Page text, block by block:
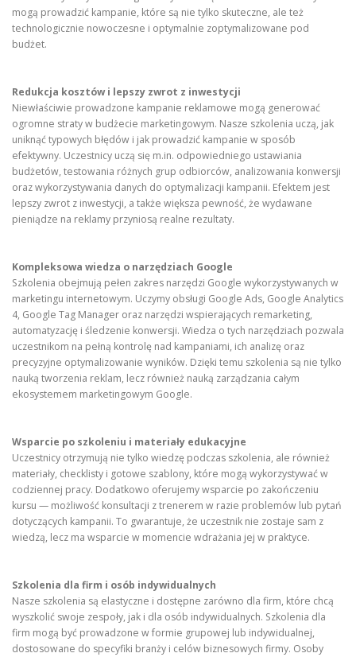
mogą prowadzić kampanie, które są nie tylko skuteczne, ale też
technologicznie nowoczesne i optymalnie zoptymalizowane pod
budżet.
Redukcja kosztów i lepszy zwrot z inwestycji
Niewłaściwie prowadzone kampanie reklamowe mogą generować
ogromne straty w budżecie marketingowym. Nasze szkolenia uczą, jak
uniknąć typowych błędów i jak prowadzić kampanie w sposób
efektywny. Uczestnicy uczą się m.in. odpowiedniego ustawiania
budżetów, testowania różnych grup odbiorców, analizowania konwersji
oraz wykorzystywania danych do optymalizacji kampanii. Efektem jest
lepszy zwrot z inwestycji, a także większa pewność, że wydawane
pieniądze na reklamy przyniosą realne rezultaty.
Kompleksowa wiedza o narzędziach Google
Szkolenia obejmują pełen zakres narzędzi Google wykorzystywanych w
marketingu internetowym. Uczymy obsługi Google Ads, Google Analytics
4, Google Tag Manager oraz narzędzi wspierających remarketing,
automatyzację i śledzenie konwersji. Wiedza o tych narzędziach pozwala
uczestnikom na pełną kontrolę nad kampaniami, ich analizę oraz
precyzyjne optymalizowanie wyników. Dzięki temu szkolenia są nie tylko
nauką tworzenia reklam, lecz również nauką zarządzania całym
ekosystemem marketingowym Google.
Wsparcie po szkoleniu i materiały edukacyjne
Uczestnicy otrzymują nie tylko wiedzę podczas szkolenia, ale również
materiały, checklisty i gotowe szablony, które mogą wykorzystywać w
codziennej pracy. Dodatkowo oferujemy wsparcie po zakończeniu
kursu — możliwość konsultacji z trenerem w razie problemów lub pytań
dotyczących kampanii. To gwarantuje, że uczestnik nie zostaje sam z
wiedzą, lecz ma wsparcie w momencie wdrażania jej w praktyce.
Szkolenia dla firm i osób indywidualnych
Nasze szkolenia są elastyczne i dostępne zarówno dla firm, które chcą
wyszkolić swoje zespoły, jak i dla osób indywidualnych. Szkolenia dla
firm mogą być prowadzone w formie grupowej lub indywidualnej,
dostosowane do specyfiki branży i celów biznesowych firmy. Osoby